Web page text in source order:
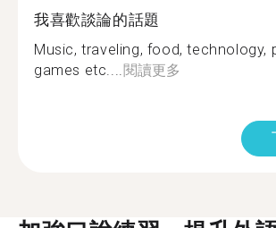
我喜歡談論的話題
Music, traveling, food, technology,
games etc.... 閱讀更多